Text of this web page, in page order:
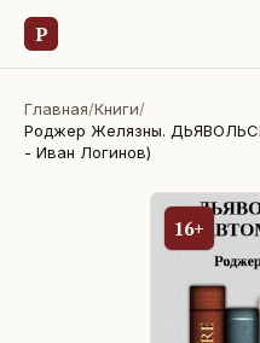
Р
Главная/Книги/
Роджер Желязны.
- Иван Логинов)
16+